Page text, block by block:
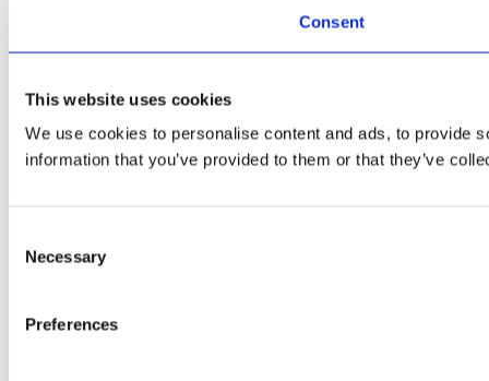
Consent
This website uses cookies
We use cookies to personalise content and ads, to provide
information that you’ve provided to them or that they’ve
Selection
Necessary
Preferences